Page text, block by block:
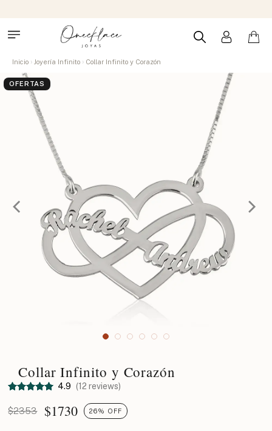
Inicio Joyería Infinito Collar Infinito y Corazón
OFERTAS
Collar Infinito y Corazón
4.9 (12 reviews)
$2353 $1730 26% OFF